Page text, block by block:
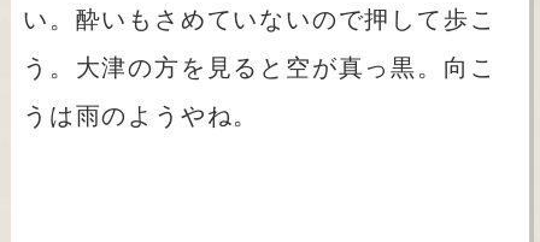
い。酔いもさめていないので押して歩こ
う。大津の方を見ると空が真っ黒。向こ
うは雨のようやね。